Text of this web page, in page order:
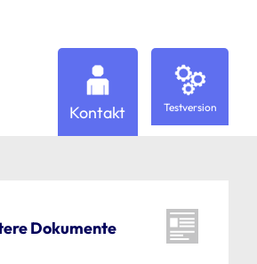
Kontakt Testversion
Dokumente